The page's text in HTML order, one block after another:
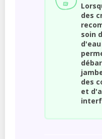
des
soin
des
et